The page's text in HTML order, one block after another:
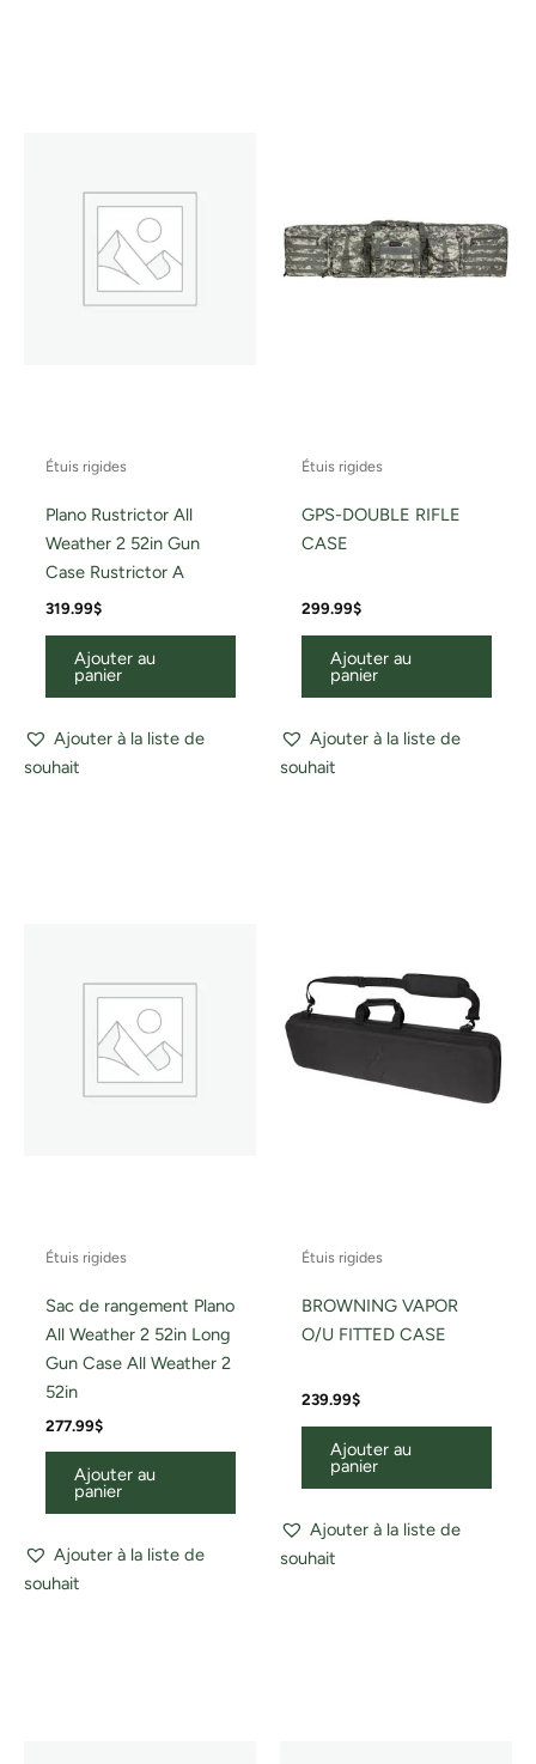
Étuis rigides
Plano Rustrictor All
Weather 2 52in Gun
Case Rustrictor A
319.99$
Ajouter au
panier
Ajouter à la liste de
souhait
Étuis rigides
GPS-DOUBLE RIFLE
CASE
299.99$
Ajouter au
panier
Ajouter à la liste de
souhait
Étuis rigides
Sac de rangement Plano
All Weather 2 52in Long
Gun Case All Weather 2
52in
277.99$
Ajouter au
panier
Ajouter à la liste de
souhait
Étuis rigides
BROWNING VAPOR
O/U FITTED CASE
239.99$
Ajouter au
panier
Ajouter à la liste de
souhait